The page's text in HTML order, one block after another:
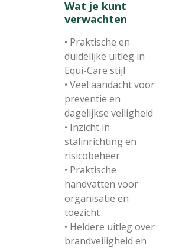
Wat je kunt
verwachten
• Praktische en
duidelijke uitleg in
Equi-Care stijl
• Veel aandacht voor
preventie en
dagelijkse veiligheid
• Inzicht in
stalinrichting en
risicobeheer
• Praktische
handvatten voor
organisatie en
toezicht
• Heldere uitleg over
brandveiligheid en